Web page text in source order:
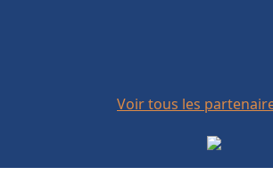
Voir tous les